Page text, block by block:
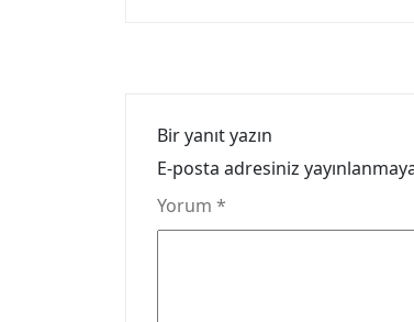
Bir yanıt yazın
E-posta adresiniz
Yorum *